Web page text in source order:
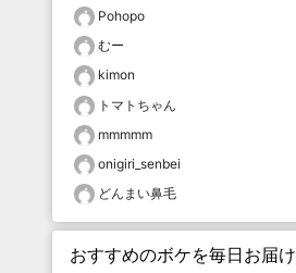
Pohopo
むー
kimon
トマトちゃん
mmmmm
onigiri_senbei
どんまい鼻毛
おすすめのボケを毎日お届け